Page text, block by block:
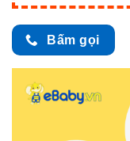
Bấm gọi